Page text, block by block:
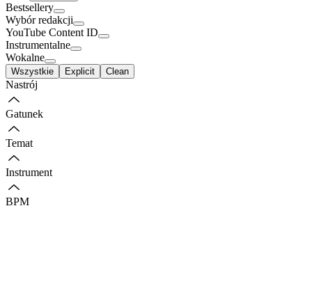
Bestsellery
Wybór redakcji
YouTube Content ID
Instrumentalne
Wokalne
Wszystkie Explicit Clean
Nastrój
Gatunek
Temat
Instrument
BPM